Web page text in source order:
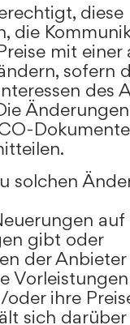
diese
die
mit einer
sofern
des
solchen
gibt oder
der Anbieter
ihre
sich darüber